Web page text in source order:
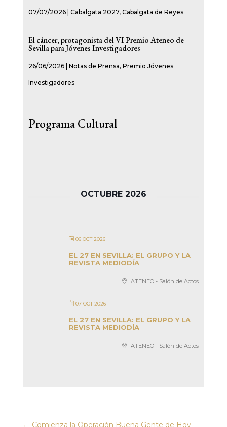
07/07/2026| Cabalgata 2027, Cabalgata de Reyes
El cáncer, protagonista del VI Premio Ateneo de
Sevilla para Jóvenes Investigadores
26/06/2026| Notas de Prensa, Premio Jóvenes
Investigadores
Programa Cultural
OCTUBRE 2026
06 OCT 2026
EL 27 EN SEVILLA: EL GRUPO Y LA
REVISTA MEDIODÍA
ATENEO - Salón de Actos
07 OCT 2026
EL 27 EN SEVILLA: EL GRUPO Y LA
REVISTA MEDIODÍA
ATENEO - Salón de Actos
← Comienza la Operación Buena Gente de Hoy